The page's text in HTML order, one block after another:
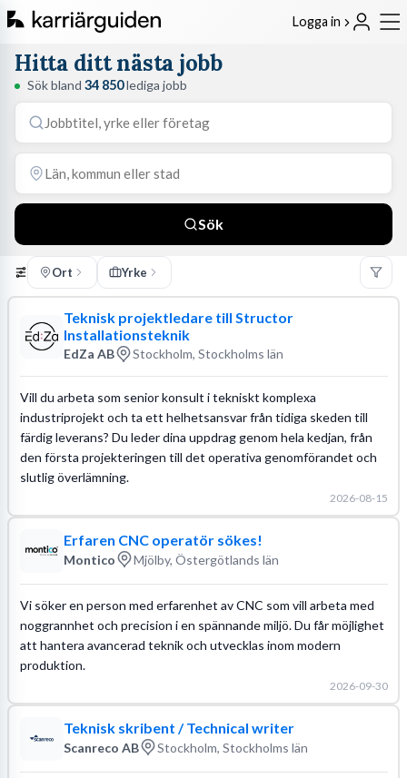
Logga in
Hitta ditt nästa jobb
Sök bland 34 850lediga jobb
Sök
Ort Yrke
Teknisk projektledare till Structor
Installationsteknik
EdZa AB Stockholm, Stockholms län
Vill du arbeta som senior konsult i tekniskt komplexa
industriprojekt och ta ett helhetsansvar från tidiga skeden till
färdig leverans? Du leder dina uppdrag genom hela kedjan, från
den första projekteringen till det operativa genomförandet och
slutlig överlämning.
2026-08-15
Erfaren CNC operatör sökes!
Montico Mjölby, Östergötlands län
Vi söker en person med erfarenhet av CNC som vill arbeta med
noggrannhet och precision i en spännande miljö. Du får möjlighet
att hantera avancerad teknik och utvecklas inom modern
produktion.
2026-09-30
Teknisk skribent / Technical writer
Scanreco AB Stockholm, Stockholms län